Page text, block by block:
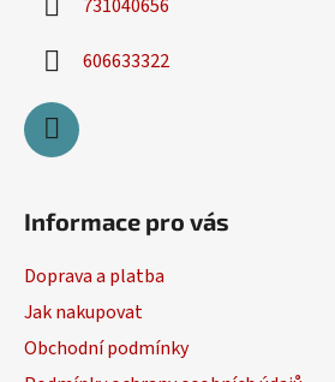
731040656
606633322
Informace pro vás
Doprava a platba
Jak nakupovat
Obchodní podmínky